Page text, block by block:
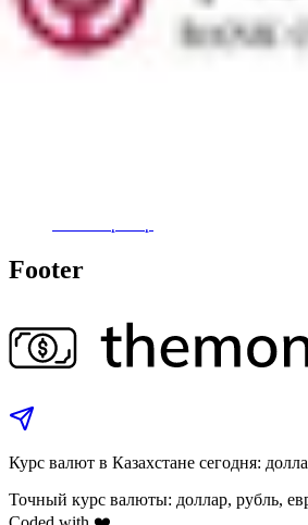
KZI Bank
Банк-партнёр
Footer
Курс валют в Казахстане сегодня:
Точный курс валюты: доллар, рубль,